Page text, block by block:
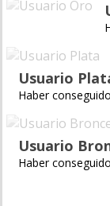
Usuario
Haber
Usuario
Haber